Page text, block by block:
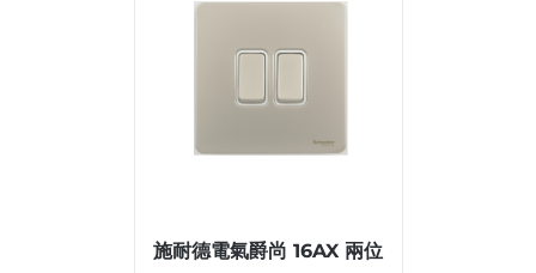
施耐德電氣爵尚 16AX 兩位